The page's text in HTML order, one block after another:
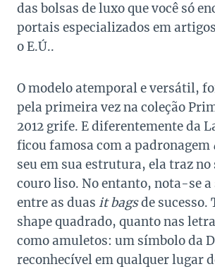
das bolsas de luxo que você só
portais especializados em
o E.Ú..
O modelo atemporal e versátil,
pela primeira vez na coleção
2012 grife. E diferentemente da
ficou famosa com a padronagem
seu em sua estrutura, ela traz
couro liso. No entanto, nota-se a
entre as duas it bagsde sucesso.
shape quadrado, quanto nas
como amuletos: um símbolo da
reconhecível em qualquer lugar